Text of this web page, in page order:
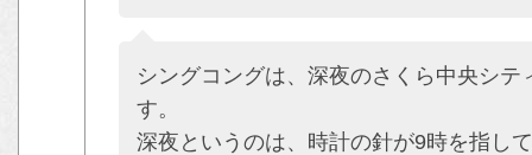
シングコングは、深夜のさくら中央シ
す。
深夜というのは、時計の針が9時を指し